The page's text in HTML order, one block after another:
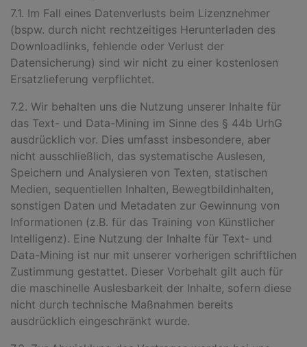
7.1. Im Fall eines Datenverlusts beim Lizenznehmer
(bspw. durch nicht rechtzeitiges Herunterladen des
Downloadlinks, fehlende oder Verlust der
Datensicherung) sind wir nicht zu einer kostenlosen
Ersatzlieferung verpflichtet.
7.2. Wir behalten uns die Nutzung unserer Inhalte für
das Text- und Data-Mining im Sinne des § 44b UrhG
ausdrücklich vor. Dies umfasst insbesondere, aber
nicht ausschließlich, das systematische Auslesen,
Speichern und Analysieren von Texten, statischen
Medien, sequentiellen Inhalten, Bewegtbildinhalten,
sonstigen Daten und Metadaten zur Gewinnung von
Informationen (z.B. für das Training von Künstlicher
Intelligenz). Eine Nutzung der Inhalte für Text- und
Data-Mining ist nur mit unserer vorherigen schriftlichen
Zustimmung gestattet. Dieser Vorbehalt gilt auch für
die maschinelle Auslesbarkeit der Inhalte, sofern diese
nicht durch technische Maßnahmen bereits
ausdrücklich eingeschränkt wurde.